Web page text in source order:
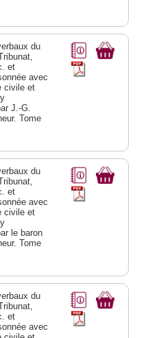
du
et
avec
civile et
J.-G.
Tome
du
et
avec
civile et
le baron
Tome
du
et
avec